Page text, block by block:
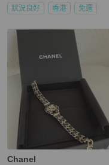
狀況良好 香港 免運
Chanel